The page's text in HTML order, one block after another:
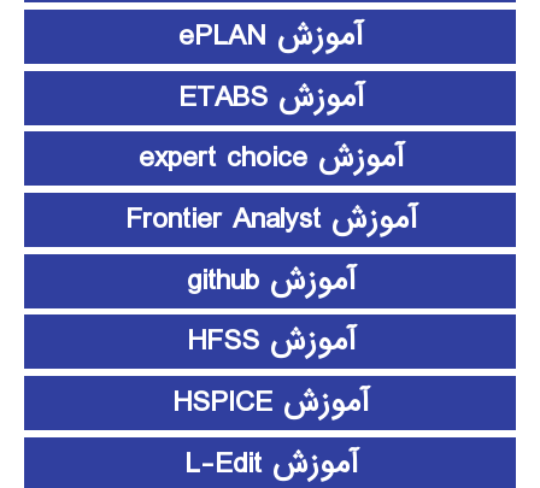
آموزش ePLAN
آموزش ETABS
آموزش expert choice
آموزش Frontier Analyst
آموزش github
آموزش HFSS
آموزش HSPICE
آموزش L-Edit